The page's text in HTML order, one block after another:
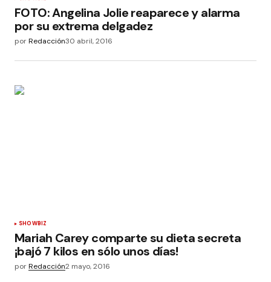
FOTO: Angelina Jolie reaparece y alarma
por su extrema delgadez
porRedacción30 abril, 2016
SHOWBIZ
Mariah Carey comparte su dieta secreta
¡bajó 7 kilos en sólo unos días!
porRedacción2 mayo, 2016